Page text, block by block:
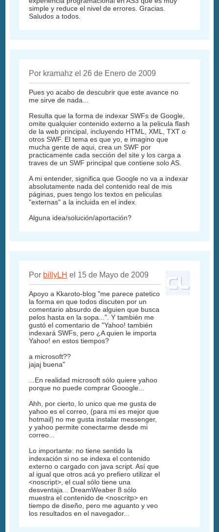
simple y reduce el nivel de errores. Gracias.
Saludos a todos.
Por kramahz el 26 de Enero de 2009
Pues yo acabo de descubrir que este avance no
me sirve de nada...
Resulta que la forma de indexar SWFs de Google,
omite qualquier contenido externo a la pelicula flash
de la web principal, incluyendo HTML, XML, TXT o
otros SWF. El tema es que yo, e imagino que
mucha gente de aqui, crea un SWF por
practicamente cada sección del site y los carga a
traves de un SWF principal que contiene solo AS.
A mi entender, significa que Google no va a indexar
absolutamente nada del contenido real de mis
páginas, pues tengo los textos en peliculas
"externas" a la incluida en el index.
Alguna idea/solución/aportación?
Por billyLH el 15 de Mayo de 2009
Apoyo a Kkaroto-blog "me parece patetico
la forma en que todos discuten por un
comentario absurdo de alguien que busca
pelos hasta en la sopa...". Y también me
gustó el comentario de "Yahoo! también
indexará SWFs, pero ¿A quien le importa
Yahoo! en estos tiempos?
a microsoft??
jajaj buena"
...En realidad microsoft sólo quiere yahoo
porque no puede comprar Gooogle...
Ahh, por cierto, lo unico que me gusta de
yahoo es el correo, (para mi es mejor que
hotmail) no me gusta instalar messenger,
y yahoo permite conectarme desde mi
correo...
Lo importante: no tiene sentido la
indexación si no se indexa el contenido
externo o cargado con java script. Así que
al igual que otros acá yo prefiero utilizar el
<noscript>, el cual sólo tiene una
desventaja... DreamWeaber 8 sólo
muestra el contenido de <noscritp> en
tiempo de diseño, pero me aguanto y veo
los resultados en el navegador...